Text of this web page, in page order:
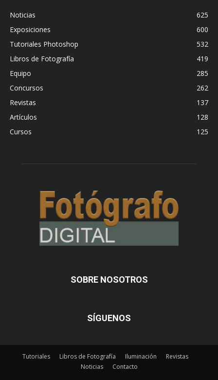
Noticias
625
Exposiciones
600
Tutoriales Photoshop
532
Libros de Fotografía
419
Equipo
285
Concursos
262
Revistas
137
Artículos
128
Cursos
125
SOBRE NOSOTROS
SÍGUENOS
Tutoriales Libros de Fotografía Iluminación
Revistas
Noticias
Contacto